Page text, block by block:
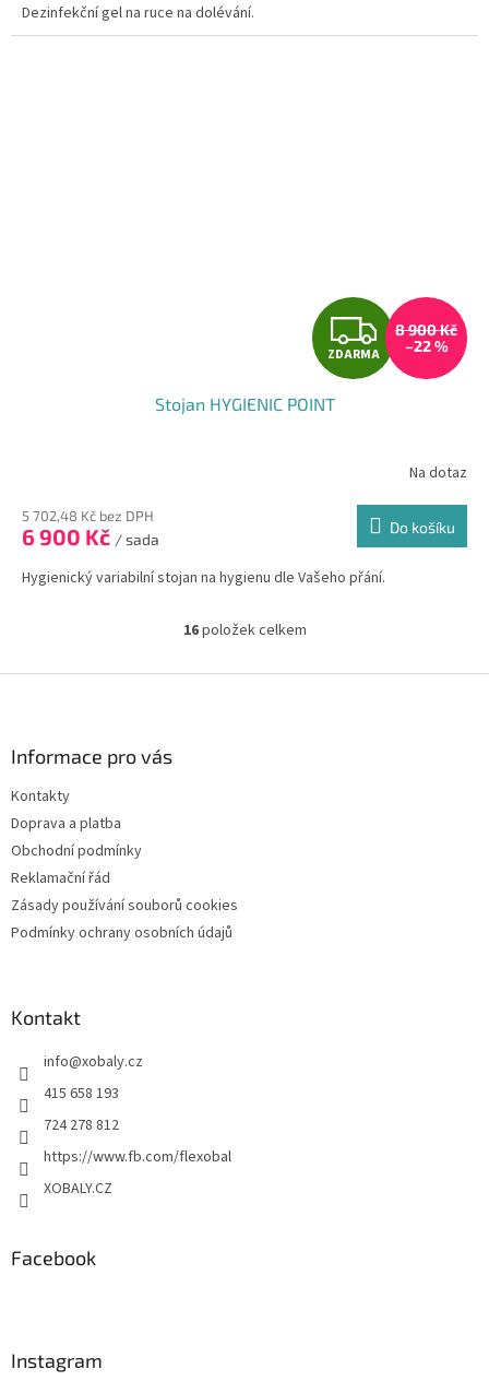
Dezinfekční gel na ruce na dolévání.
Z
D
M
A
ZDARMA
8 900 Kč
–22 %
Stojan HYGIENIC POINT
Na dotaz
5 702,48 Kč bez DPH
6 900 Kč / sada
Do košíku
Hygienický variabilní stojan na hygienu dle Vašeho přání.
O
l
16položek celkem
Informace pro vás
Kontakty
Doprava a platba
Obchodní podmínky
Reklamační řád
Zásady používání souborů cookies
Podmínky ochrany osobních údajů
Kontakt
info@xobaly.cz
415 658 193
724 278 812
https://www.fb.com/flexobal
XOBALY.CZ
Facebook
Instagram